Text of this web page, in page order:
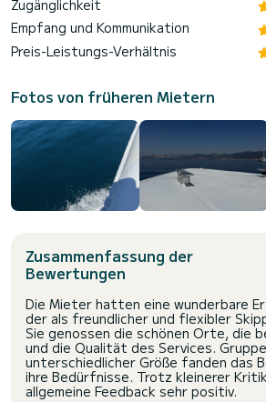
Zugänglichkeit
Empfang und Kommunikation
Preis-Leistungs-Verhältnis
Fotos von früheren Mietern
Zusammenfassung der
Bewertungen
Die Mieter hatten eine wunderbare
der als freundlicher und flexibler
Sie genossen die schönen Orte, die
und die Qualität des Services.
unterschiedlicher Größe fanden
ihre Bedürfnisse. Trotz kleinerer
allgemeine Feedback sehr positiv.